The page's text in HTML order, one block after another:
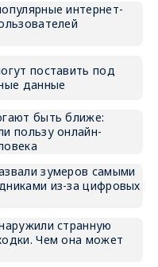
интернет-
поставить под
данные
быть ближе:
пользу онлайн-
зумеров самыми
из-за цифровых
странную
Чем она может